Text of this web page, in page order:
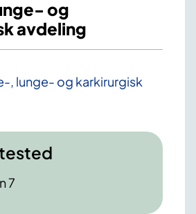
og
avdeling
, lunge- og karkirurgisk
7